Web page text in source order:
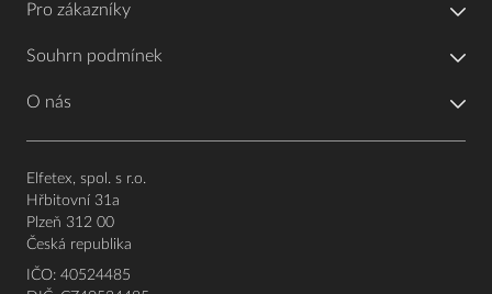
Pro zákazníky
Souhrn podmínek
O nás
Elfetex, spol. s r.o.
Hřbitovní 31a
Plzeň 312 00
Česká republika
IČO: 40524485